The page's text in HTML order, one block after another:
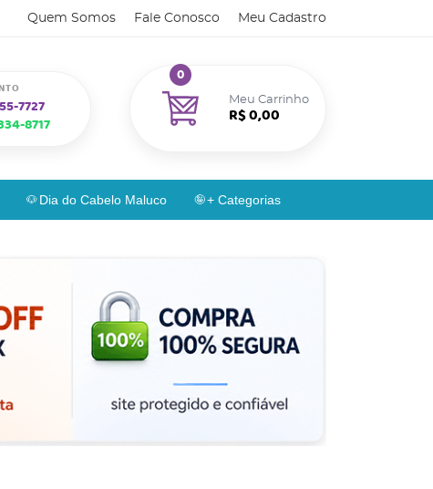
Quem Somos Fale Conosco Meu Cadastro
7727
8717
Meu Carrinho
0
R$ 0,00
Dia do Cabelo Maluco + Categorias